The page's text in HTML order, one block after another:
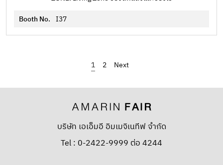
Booth No. I37
1 2
บริษัท เอเอ็มอี อิมเมจิเนทีฟ จำกัด
Tel : 0-2422-9999 ต่อ 4244